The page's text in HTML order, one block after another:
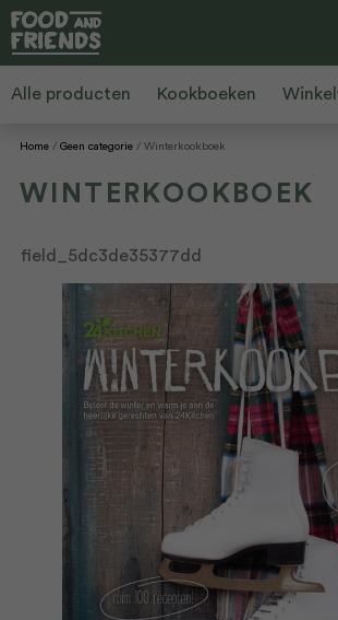
Alle producten Kookboeken
Home Geen categorie Winterkookboek
WINTERKOOKBOEK
field_5dc3de35377dd